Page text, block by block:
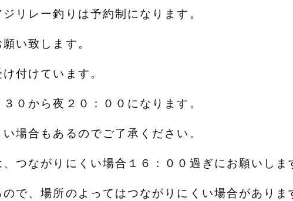
リレー釣りは予約制になります。
い致します。
付けています。
０から夜２０：００になります。
場合もあるのでご了承ください。
つながりにくい場合１６：００過ぎにお願いしま
で、場所のよってはつながりにくい場合がありま